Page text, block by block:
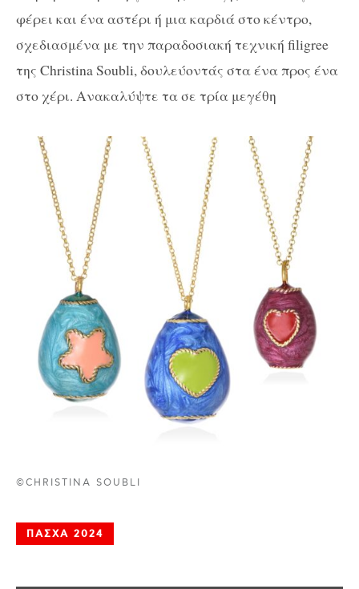
φέρει και ένα αστέρι ή μια καρδιά στο κέντρο,
σχεδιασμένα με την παραδοσιακή τεχνική filigree
της Christina Soubli, δουλεύοντάς στα ένα προς ένα
στο χέρι. Ανακαλύψτε τα σε τρία μεγέθη
©CHRISTINA SOUBLI
ΠΑΣΧΑ 2024